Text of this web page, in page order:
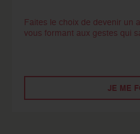
Faites le choix de devenir un
vous formant aux gestes qui
JE ME